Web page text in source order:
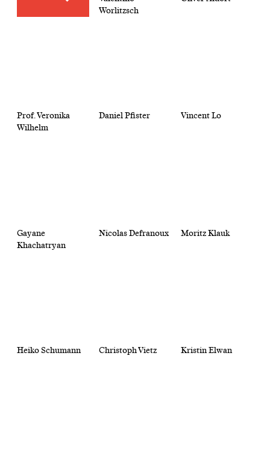
Worlitzsch
Prof. Veronika
Wilhelm
Daniel Pfister Vincent Lo
Gayane
Khachatryan
Nicolas Defranoux Moritz Klauk
Heiko Schumann Christoph Vietz Kristin Elwan